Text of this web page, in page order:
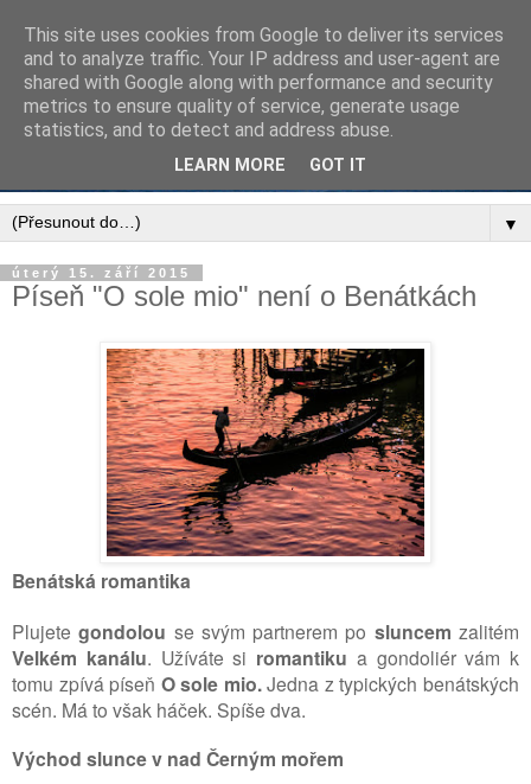
▼
úterý 15. září 2015
Píseň "O sole mio" není o Benátkách
Benátská romantika
Plujetegondolou se svým partnerem po sluncemzalitém
Velkém kanálu. Užíváte si romantiku a gondoliér vám k
tomu zpívá píseň O sole mio.Jedna z typických benátských
scén. Má to však háček. Spíše dva.
Východ slunce v nad Černým mořem
This site uses cookies from Google to deliver its services
and to analyze traffic. Your IP address and user-agent are
shared with Google along with performance and security
metrics to ensure quality of service, generate usage
statistics, and to detect and address abuse.
LEARN MORE GOT IT